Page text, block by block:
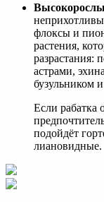
флоксы и
растения,
разрастания:
астрами,
бузульником
Если рабатка
подойдёт
лиановидные.